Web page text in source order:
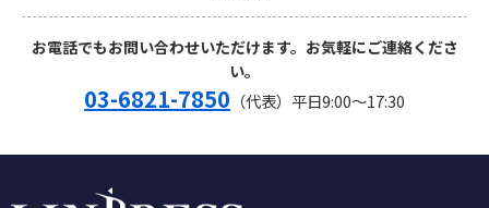
お電話でもお問い合わせいただけます。お気軽にご連絡くださ
い。
03-6821-7850 （代表）平日9:00～17:30